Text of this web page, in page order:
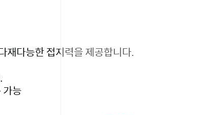
재다능한 접지력을 제공합니다.
가능